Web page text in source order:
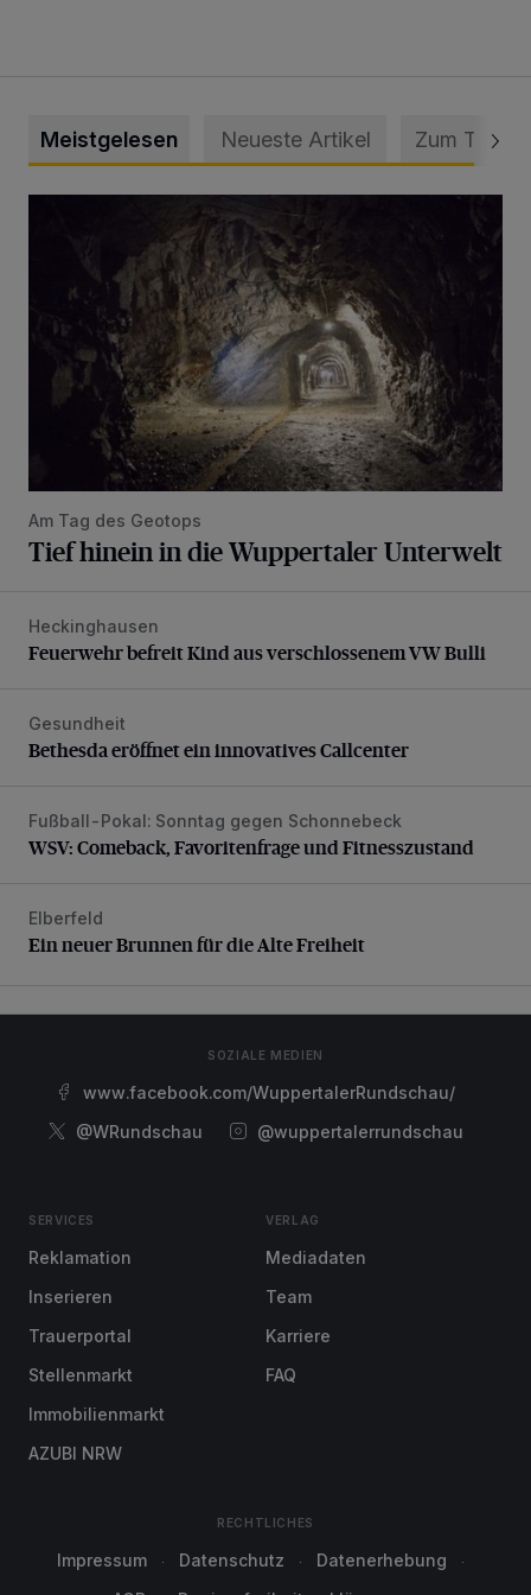
Meistgelesen Neueste Artikel Zum Thema
Am Tag des Geotops
Tief hinein in die Wuppertaler Unterwelt
Feuerwehr befreit Kind aus verschlossenem VW Bulli
Heckinghausen
Feuerwehr befreit Kind aus verschlossenem VW Bulli
Bethesda eröffnet ein innovatives Callcenter
Gesundheit
Bethesda eröffnet ein innovatives Callcenter
WSV: Comeback, Favoritenfrage und Fitnesszustand
Fußball-Pokal: Sonntag gegen Schonnebeck
WSV: Comeback, Favoritenfrage und Fitnesszustand
Ein neuer Brunnen für die Alte Freiheit
Elberfeld
Ein neuer Brunnen für die Alte Freiheit
SOZIALE MEDIEN
www.facebook.com/WuppertalerRundschau/
@WRundschau
@wuppertalerrundschau
SERVICES
Reklamation
Inserieren
Trauerportal
Stellenmarkt
Immobilienmarkt
AZUBI NRW
VERLAG
Mediadaten
Team
Karriere
FAQ
RECHTLICHES
Impressum Datenschutz
Datenerhebung